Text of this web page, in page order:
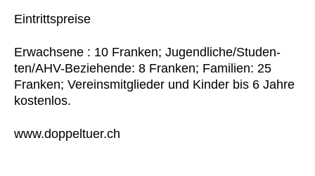
Ein­trittspreise
Erwach­sene : 10 Franken; Jugendliche/S­­tu­­den­
ten/AHV-Beziehende: 8 Franken; Fam­i­lien: 25
Franken; Vere­ins­mit­glieder und Kinder bis 6 Jahre
kosten­los.
www.doppeltuer.ch